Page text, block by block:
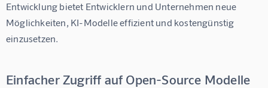
Entwicklung bietet Entwicklern und Unternehmen neue
Möglichkeiten, KI-Modelle effizient und kostengünstig
einzusetzen.
Einfacher Zugriff auf Open-Source Modelle